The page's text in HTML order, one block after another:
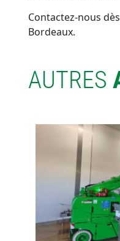
Contactez-nous
Bordeaux.
AUTRES